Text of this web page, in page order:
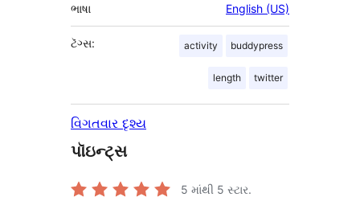
ભાષા English (US)
ટૅગ્સ: activity buddypress
length twitter
વિગતવાર દૃશ્ય
પૉઇન્ટ્સ
5 માંથી 5 સ્ટાર.